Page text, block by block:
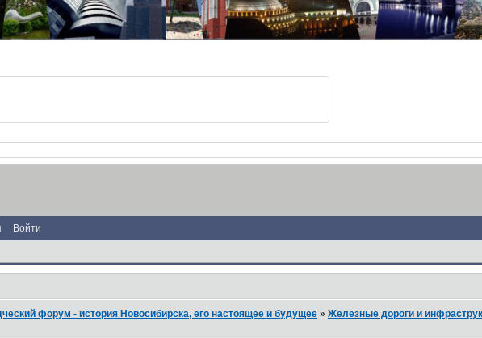
Войти
форум - история Новосибирска, его настоящее и будущее »Железные дороги и